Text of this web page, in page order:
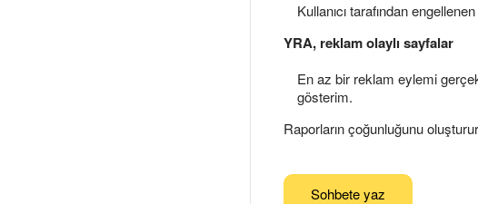
Kullanıcı tarafından
YRA, reklam olaylı sayfalar
En az bir reklam eylemi
gösterim.
Raporların çoğunluğunu
Sohbete yaz